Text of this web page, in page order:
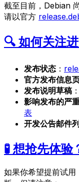
截至目前，Debian
请以官方
🔍 如何关注
发布状态 ：
官方发布信息
发布说明草稿 ：
影响发布的严
表
开发公告邮件
🧪 想抢先体验
如果你希望提前试